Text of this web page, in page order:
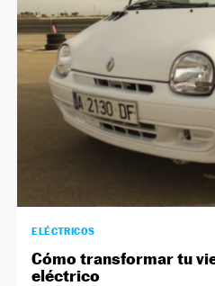
ELÉCTRICOS
Cómo transformar tu
eléctrico